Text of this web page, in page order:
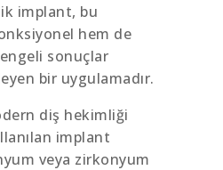
implant, bu
hem de
sonuçlar
bir uygulamadır.
diş hekimliği
implant
veya zirkonyum